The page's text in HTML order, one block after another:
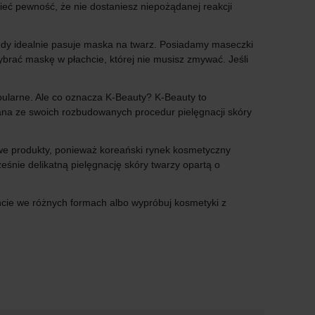
pewność, że nie dostaniesz niepożądanej reakcji
idealnie pasuje maska ​​na twarz. Posiadamy maseczki
maskę w płachcie, której nie musisz zmywać. Jeśli
Ale co oznacza K-Beauty? K-Beauty to
ze swoich rozbudowanych procedur pielęgnacji skóry
produkty, ponieważ koreański rynek kosmetyczny
delikatną pielęgnację skóry twarzy opartą o
we różnych formach albo wypróbuj kosmetyki z